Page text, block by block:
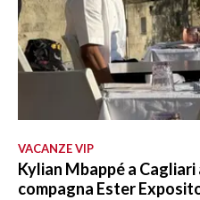
VACANZE VIP
Kylian Mbappé a
compagna Ester